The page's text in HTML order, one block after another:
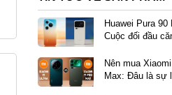
Huawei Pura
Cuộc đối đầu
Nên mua
Max: Đâu là sự